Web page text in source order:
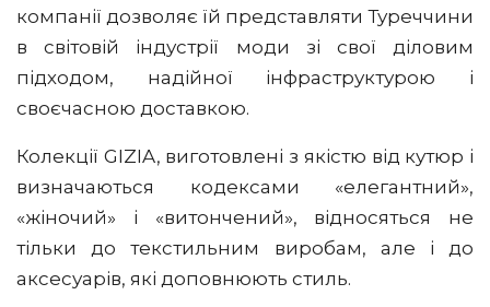
компанії дозволяє їй представляти Туреччини
в світовій індустрії моди зі свої діловим
підходом, надійної інфраструктурою і
своєчасною доставкою.
Колекції GIZIA, виготовлені з якістю від кутюр і
визначаються кодексами «елегантний»,
«жіночий» і «витончений», відносяться не
тільки до текстильним виробам, але і до
аксесуарів, які доповнюють стиль.